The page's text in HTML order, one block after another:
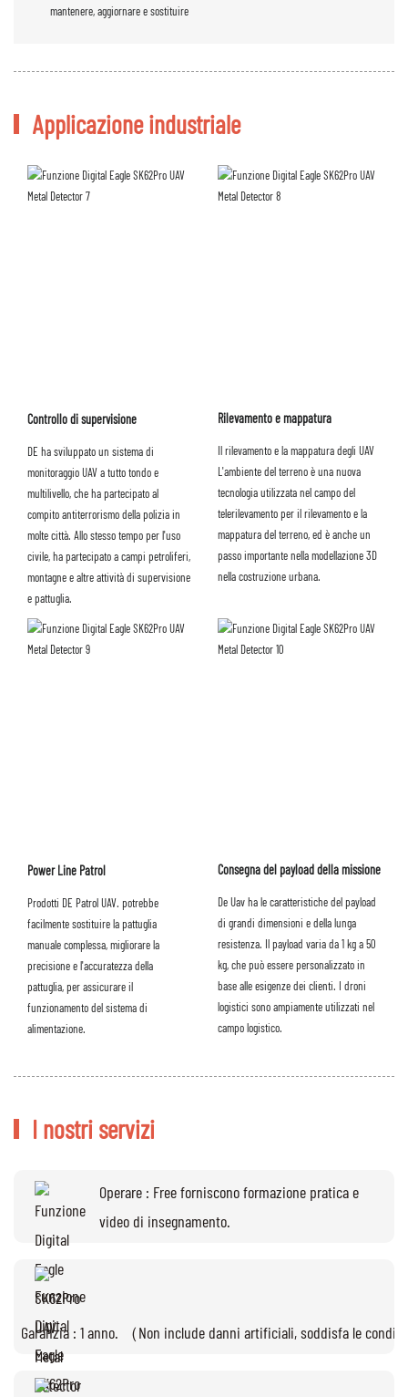
mantenere, aggiornare e sostituire
Applicazione industriale
Controllo di supervisione
DE ha sviluppato un sistema di
monitoraggio UAV a tutto tondo e
multilivello, che ha partecipato al
compito antiterrorismo della polizia in
molte città. Allo stesso tempo per l'uso
civile, ha partecipato a campi petroliferi,
montagne e altre attività di supervisione
e pattuglia.
Rilevamento e mappatura
Il rilevamento e la mappatura degli UAV
L'ambiente del terreno è una nuova
tecnologia utilizzata nel campo del
telerilevamento per il rilevamento e la
mappatura del terreno, ed è anche un
passo importante nella modellazione 3D
nella costruzione urbana.
Power Line Patrol
Prodotti DE Patrol UAV. potrebbe
facilmente sostituire la pattuglia
manuale complessa, migliorare la
precisione e l'accuratezza della
pattuglia, per assicurare il
funzionamento del sistema di
alimentazione.
Consegna del payload della missione
De Uav ha le caratteristiche del payload
di grandi dimensioni e della lunga
resistenza. Il payload varia da 1 kg a 50
kg, che può essere personalizzato in
base alle esigenze dei clienti. I droni
logistici sono ampiamente utilizzati nel
campo logistico.
I nostri servizi
Operare : Free forniscono formazione pratica e
video di insegnamento.
Garanzia : 1 anno. （Non include danni artificiali, soddisfa le